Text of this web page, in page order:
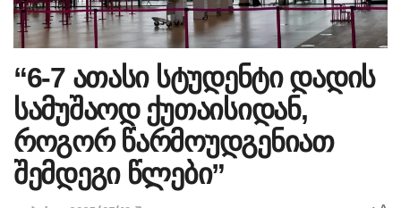
“6-7 ათასი სტუდენტი დადის
სამუშაოდ ქუთაისიდან,
როგორ წარმოუდგენიათ
შემდეგი წლები”